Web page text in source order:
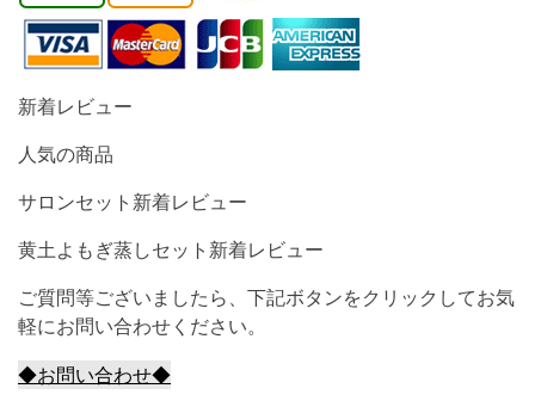
新着レビュー
人気の商品
サロンセット新着レビュー
黄土よもぎ蒸しセット新着レビュー
ご質問等ございましたら、下記ボタンをクリックしてお気
軽にお問い合わせください。
◆お問い合わせ◆